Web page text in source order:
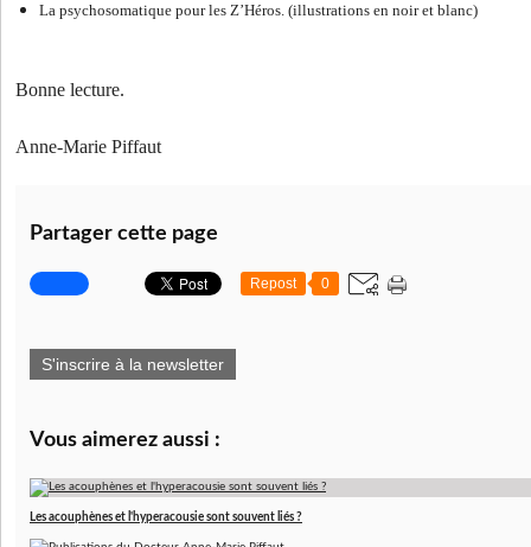
La psychosomatique pour les Z’Héros. (illustrations en noir et blanc)
Bonne lecture.
Anne-Marie Piffaut
Partager cette page
Repost 0
S'inscrire à la newsletter
Vous aimerez aussi :
Les acouphènes et l'hyperacousie sont souvent liés ?